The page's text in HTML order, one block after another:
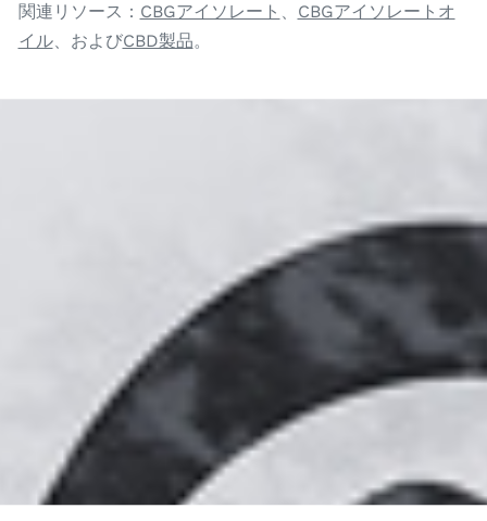
関連リソース： CBGアイソレート 、 CBGアイソレートオ
イル、およびCBD製品。